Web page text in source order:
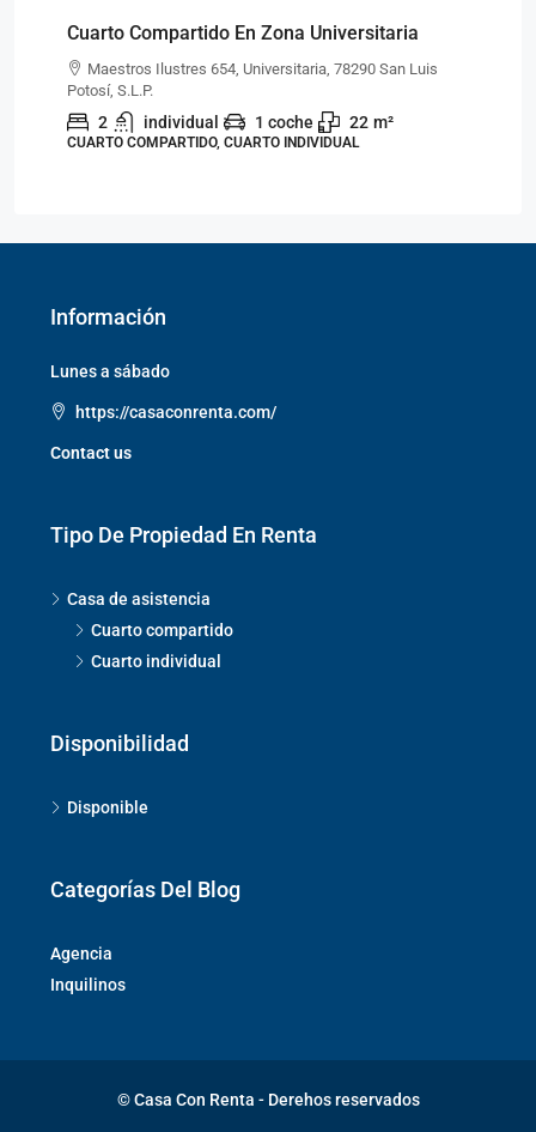
Cuarto Compartido En Zona Universitaria
Maestros Ilustres 654, Universitaria, 78290 San Luis
Potosí, S.L.P.
2 individual 1 coche 22 m²
CUARTO COMPARTIDO, CUARTO INDIVIDUAL
Información
Lunes a sábado
https://casaconrenta.com/
Contact us
Tipo De Propiedad En Renta
Casa de asistencia
Cuarto compartido
Cuarto individual
Disponibilidad
Disponible
Categorías Del Blog
Agencia
Inquilinos
© Casa Con Renta - Derehos reservados